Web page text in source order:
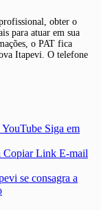
obter o
para atuar em sua
o PAT fica
Itapevi. O telefone
YouTube Siga em
Copiar Link E-mail
se consagra a